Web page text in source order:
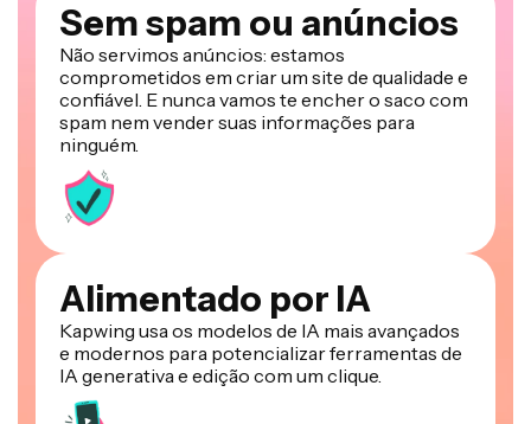
Sem spam ou anúncios
Não servimos anúncios: estamos
comprometidos em criar um site de qualidade e
confiável. E nunca vamos te encher o saco com
spam nem vender suas informações para
ninguém.
Alimentado por IA
Kapwing usa os modelos de IA mais avançados
e modernos para potencializar ferramentas de
IA generativa e edição com um clique.